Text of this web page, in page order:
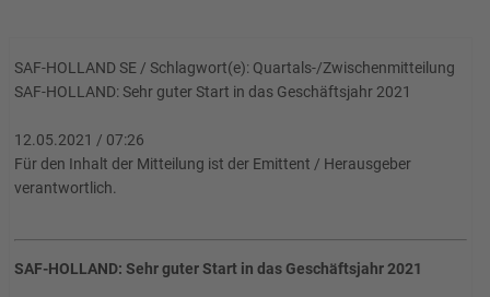
SAF-HOLLAND SE / Schlagwort(e): Quartals-/Zwischenmitteilung
SAF-HOLLAND: Sehr guter Start in das Geschäftsjahr 2021
12.05.2021 / 07:26
Für den Inhalt der Mitteilung ist der Emittent / Herausgeber
verantwortlich.
SAF-HOLLAND: Sehr guter Start in das Geschäftsjahr 2021